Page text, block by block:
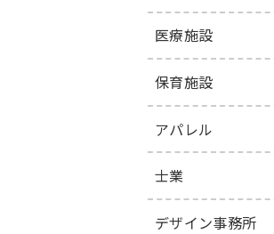
医療施設
保育施設
アパレル
士業
デザイン事務所